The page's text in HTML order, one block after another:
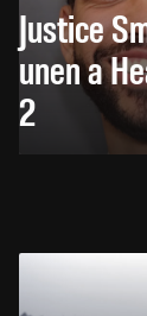
Justice
unen a
2